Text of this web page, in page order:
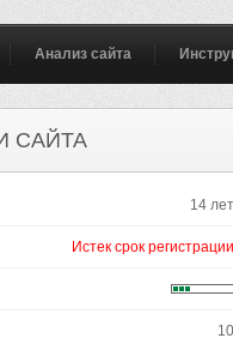
Анализ сайта
САЙТА
14 лет
Истек срок регистрации
10